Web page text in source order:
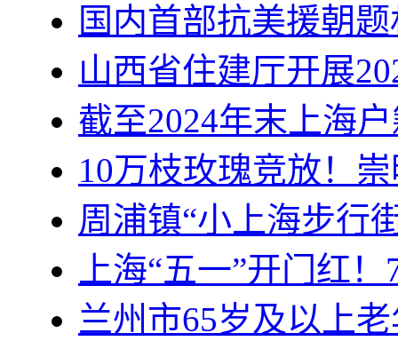
国内首部抗美援朝
山西省住建厅开展
截至2024年末上海
10万枝玫瑰竞放！
周浦镇“小上海步行
上海“五一”开门红
兰州市65岁及以上